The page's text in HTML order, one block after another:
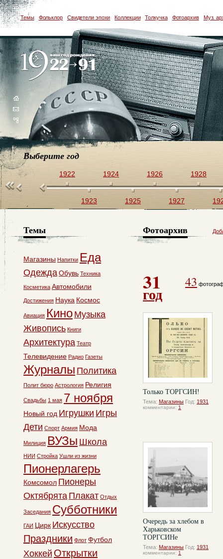
Темы Фольклор Свидетели эпохи Коллекции Толкучка Фотоархив Муз.
Выберите год
1922
1923
1924
1925
1926
1927
1928
Фотоархив
31
год
43
Только ТОРГСИН!
Тема: Магазины Год: 1931
комментарии: 1
Очередь за хлебом в
Харьковском
ТОРГСИНе
Тема: Магазины Год: 1931
комментарии: 1
Темы
Магазины Напитки Еда
ОдеждаОбувь Техника
Косметика Автомобили
Достижения Наука Космос
Авиация Кино Музыка
Живопись Книги
Архитектура Театр
Телевидение Радио Газеты
Журналы Политика
Полит бюро Астрология Религия
Свадьбы 1 мая 7 ноября
Новый год Игрушки Игры
Дети Спорт Армия Мода
Милиция ВУЗы Школа
НИИ Стройка Ушли из жизни
Пионерлагерь
Комсомол Пионеры
Октябрята Плакат Отдых
Заседания Субботники
ГАИ Цирк Искусство
Праздники Флот Футбол
Хоккей Открытки